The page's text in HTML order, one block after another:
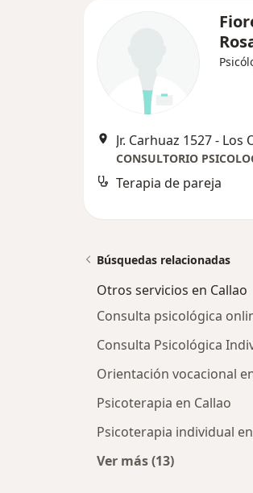
CONSULTORIO
Terapia de pareja
Búsquedas relacionadas
Otros servicios en Callao
Consulta psicológica
Consulta Psicológica
Orientación vocacional
Psicoterapia en Callao
Psicoterapia individual
Ver más (13)